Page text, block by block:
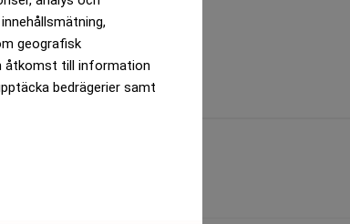
geografisk
åtkomst till information
bedrägerier samt